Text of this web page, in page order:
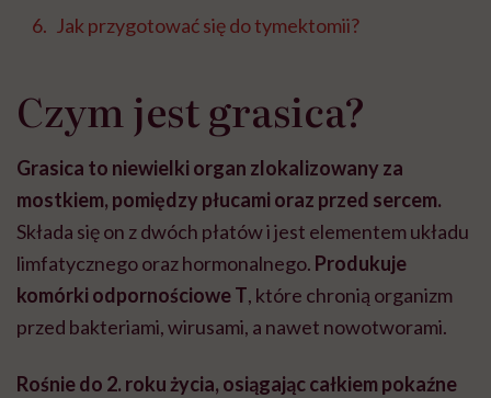
Jak przygotować się do tymektomii?
Czym jest grasica?
Grasica to niewielki organ zlokalizowany za
mostkiem, pomiędzy płucami oraz przed sercem.
Składa się on z dwóch płatów i jest elementem układu
limfatycznego oraz hormonalnego. Produkuje
komórki odpornościowe T, które chronią organizm
przed bakteriami, wirusami, a nawet nowotworami.
Rośnie do 2. roku życia, osiągając całkiem pokaźne